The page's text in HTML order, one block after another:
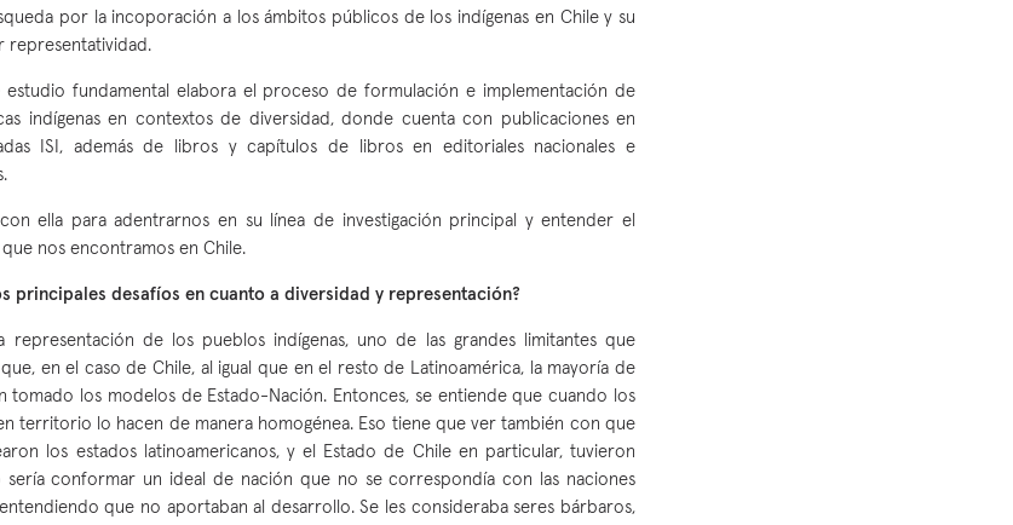
por la incoporación a los ámbitos públicos de los indígenas en Chile y su
representatividad.
fundamental elabora el proceso de formulación e implementación de
indígenas en contextos de diversidad, donde cuenta con publicaciones en
ISI, además de libros y capítulos de libros en editoriales nacionales e
ella para adentrarnos en su línea de investigación principal y entender el
nos encontramos en Chile.
principales desafíos en cuanto a diversidad y representación?
representación de los pueblos indígenas, uno de las grandes limitantes que
en el caso de Chile, al igual que en el resto de Latinoamérica, la mayoría de
tomado los modelos de Estado-Nación. Entonces, se entiende que cuando los
territorio lo hacen de manera homogénea. Eso tiene que ver también con que
los estados latinoamericanos, y el Estado de Chile en particular, tuvieron
conformar un ideal de nación que no se correspondía con las naciones
que no aportaban al desarrollo. Se les consideraba seres bárbaros,